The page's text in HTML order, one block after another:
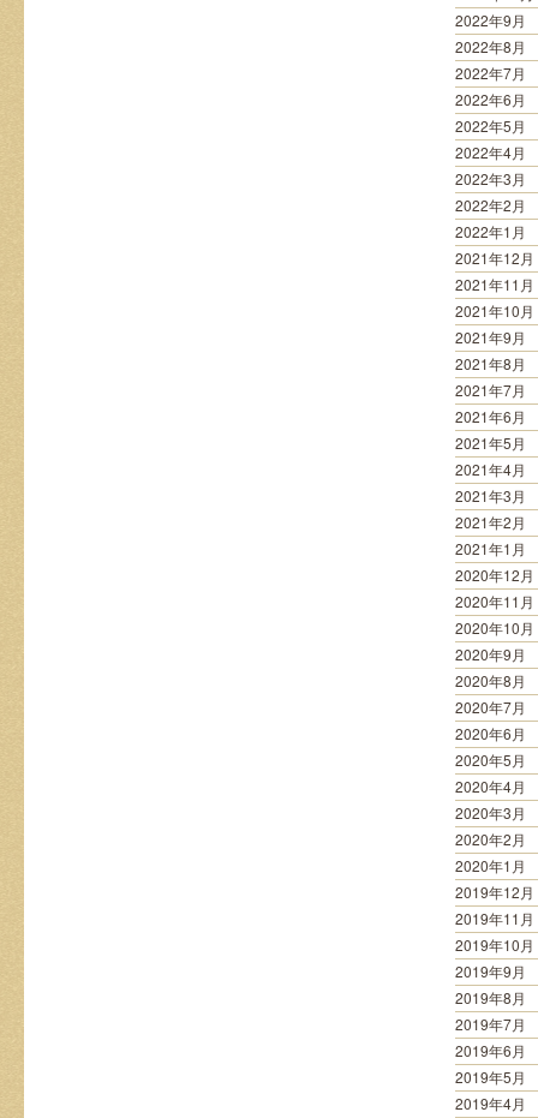
2022年9月
2022年8月
2022年7月
2022年6月
2022年5月
2022年4月
2022年3月
2022年2月
2022年1月
2021年12月
2021年11月
2021年10月
2021年9月
2021年8月
2021年7月
2021年6月
2021年5月
2021年4月
2021年3月
2021年2月
2021年1月
2020年12月
2020年11月
2020年10月
2020年9月
2020年8月
2020年7月
2020年6月
2020年5月
2020年4月
2020年3月
2020年2月
2020年1月
2019年12月
2019年11月
2019年10月
2019年9月
2019年8月
2019年7月
2019年6月
2019年5月
2019年4月